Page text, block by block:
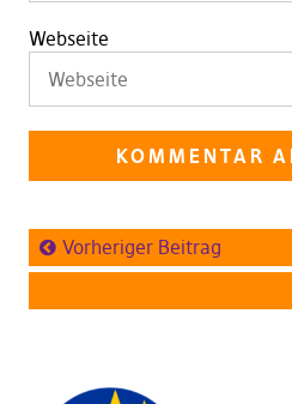
Webseite
Vorheriger Beitrag